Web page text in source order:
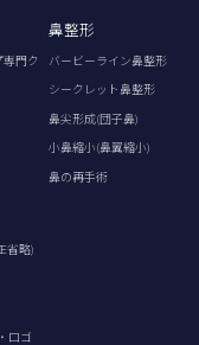
門ク
省略)
口ゴ
鼻整形
バービーライン鼻整形
シークレット鼻整形
鼻尖形成(団子鼻)
小鼻縮小(鼻翼縮小)
鼻の再手術